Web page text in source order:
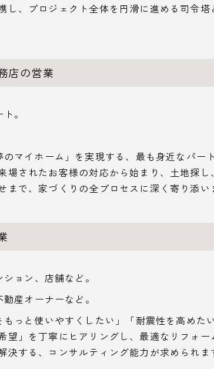
し、プロジェクト全体を円滑に進める司令塔
店の営業
。
のマイホーム」を実現する、最も身近なパー
場されたお客様の対応から始まり、土地探し
まで、家づくりの全プロセスに深く寄り添い
ョン、店舗など。
産オーナーなど。
もっと使いやすくしたい」「耐震性を高めた
望」を丁寧にヒアリングし、最適なリフォー
決する、コンサルティング能力が求められま